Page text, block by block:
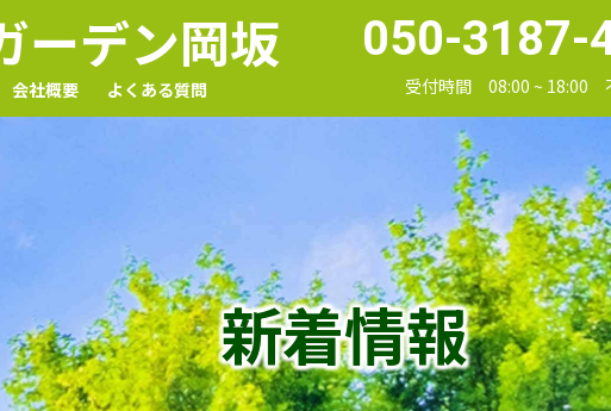
ーデン岡坂
会社概要 よくある質問
050-3187-
受付時間 08:00 ~ 18:00
新着情報